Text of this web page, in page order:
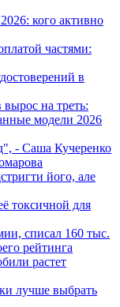
кого активно
частями:
в
на треть:
модели 2026
- Саша Кучеренко
його, але
токсичной для
списал 160 тыс.
рейтинга
растет
лучше выбрать